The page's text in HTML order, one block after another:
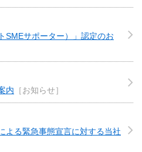
SMEサポーター）」認定のお
内 ［お知らせ］
よる緊急事態宣言に対する当社